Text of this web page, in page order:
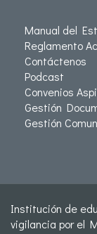
Manual del
Reglamento
Contáctenos
Podcast
Convenios
Gestión
Gestión
Institución de
vigilancia por el